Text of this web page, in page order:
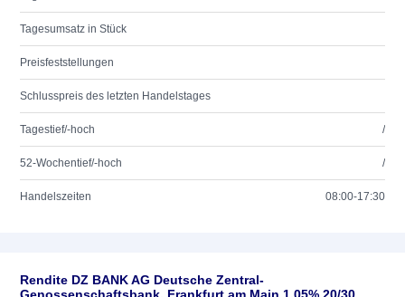
Tagesumsatz in Stück
Preisfeststellungen
Schlusspreis des letzten Handelstages
Tagestief/-hoch /
52-Wochentief/-hoch /
Handelszeiten 08:00-17:30
Rendite DZ BANK AG Deutsche Zentral-